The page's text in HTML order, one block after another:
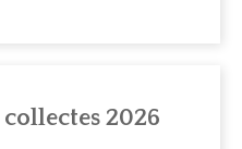
2026